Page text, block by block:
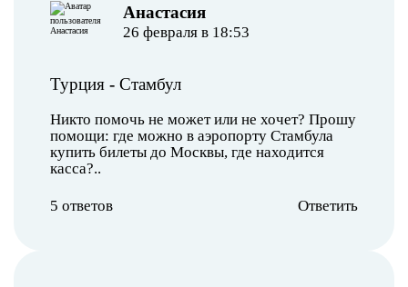
Анастасия
26 февраля в 18:53
Турция - Стамбул
Никто помочь не может или не хочет? Прошу
помощи: где можно в аэропорту Стамбула
купить билеты до Москвы, где находится
касса?..
5 ответов Ответить